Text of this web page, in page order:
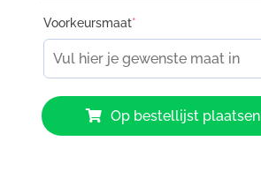
Voorkeursmaat*
Rukka
Hybe-
Rina
Op bestellijst plaatsen